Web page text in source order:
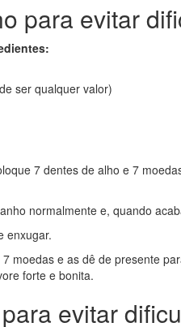
para evitar
ser qualquer valor)
7 dentes de alho e 7
normalmente e, quando
enxugar.
moedas e as dê de presente
forte e bonita.
evitar